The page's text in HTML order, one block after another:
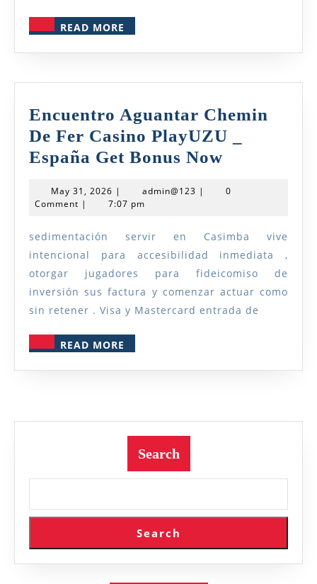
Win
READ MORE
MORE
Encuentro Aguantar Chemin
De Fer Casino PlayUZU _
España Get Bonus Now
Chemin
Fer
Casino
PlayUZU
_
Bonus
May 31, 2026 May
31,
| admin@123 admin@123
|
0
Comment | 7:07 pm
sedimentación servir en Casimba vive
intencional para accesibilidad inmediata ,
otorgar jugadores para fideicomiso de
inversión sus factura y comenzar actuar como
sin retener . Visa y Mastercard entrada de
READ MORE
MORE
Search
Search